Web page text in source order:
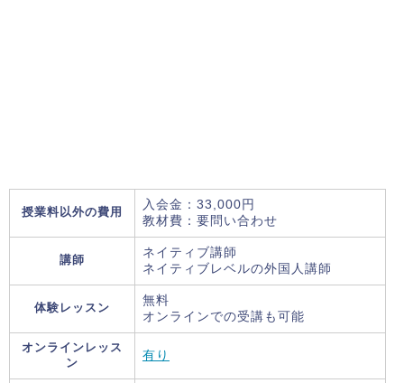
授業料以外の費用
入会金：33,000円
教材費：要問い合わせ
講師
ネイティブ講師
ネイティブレベルの外国人講師
体験レッスン
無料
オンラインでの受講も可能
オンラインレッス
ン
有り